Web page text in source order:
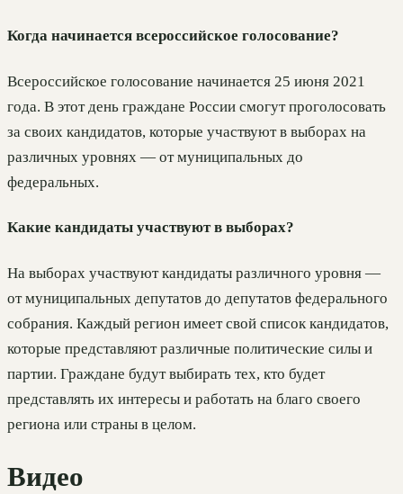
Когда начинается всероссийское голосование?
Всероссийское голосование начинается 25 июня 2021
года. В этот день граждане России смогут проголосовать
за своих кандидатов, которые участвуют в выборах на
различных уровнях — от муниципальных до
федеральных.
Какие кандидаты участвуют в выборах?
На выборах участвуют кандидаты различного уровня —
от муниципальных депутатов до депутатов федерального
собрания. Каждый регион имеет свой список кандидатов,
которые представляют различные политические силы и
партии. Граждане будут выбирать тех, кто будет
представлять их интересы и работать на благо своего
региона или страны в целом.
Видео